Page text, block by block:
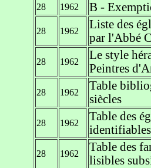
28 1962 B -
28 1962
Liste des
par l'Abbé
28 1962
Le style
Peintres
28 1962
Table
siècles
28 1962
Table des
identifiables
28 1962
Table des
lisibles